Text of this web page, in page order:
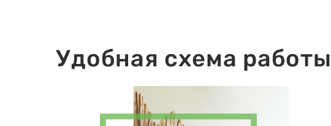
Удобная схема работы